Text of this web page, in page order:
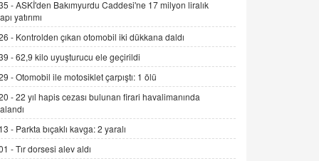
11.12.2024 12:30
DR. EKREM ASLAN
Gerçek Ne, Algı Ne? "Beraber
Yürüyoruz" Cümlesinin Peşinden
19.07.2025 12:45
Şifacının Yolu
04.11.2025 12:56
-ASKİ'den Bakımyurdu Caddesi'ne 17 milyon liralık
yatırımı
- Kontrolden çıkan otomobil iki dükkana daldı
-62,9 kilo uyuşturucu ele geçirildi
-Otomobil ile motosiklet çarpıştı: 1 ölü
-22 yıl hapis cezası bulunan firari havalimanında
- Parkta bıçaklı kavga: 2 yaralı
-Tır dorsesi alev aldı